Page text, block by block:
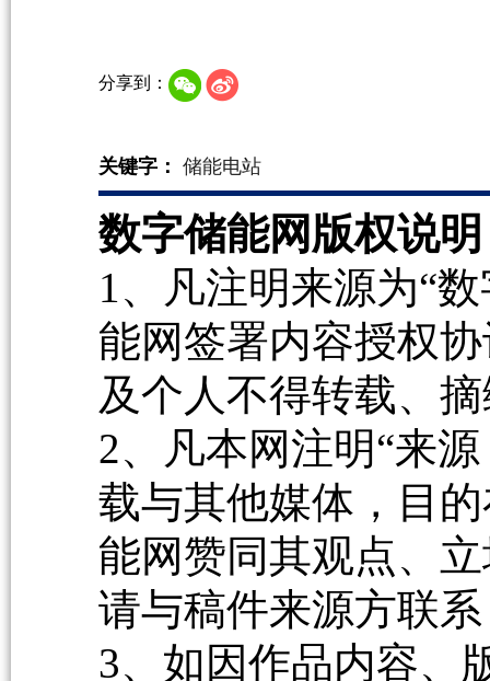
分享到：
关键字： 储能电站
数字储能网版权说
1、凡注明来源为“
能网签署内容授权
及个人不得转载、
2、凡本网注明“来
载与其他媒体，目
能网赞同其观点、
请与稿件来源方联
3、如因作品内容、